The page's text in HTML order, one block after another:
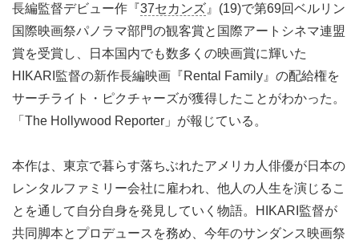
長編監督デビュー作『37セカンズ 』(19)で第69回ベルリン
国際映画祭パノラマ部門の観客賞と国際アートシネマ連盟
賞を受賞し、日本国内でも数多くの映画賞に輝いた
HIKARI監督の新作長編映画『Rental Family』の配給権を
サーチライト・ピクチャーズが獲得したことがわかった。
「The Hollywood Reporter」が報じている。
本作は、東京で暮らす落ちぶれたアメリカ人俳優が日本の
レンタルファミリー会社に雇われ、他人の人生を演じるこ
とを通して自分自身を発見していく物語。HIKARI監督が
共同脚本とプロデュースを務め、今年のサンダンス映画祭